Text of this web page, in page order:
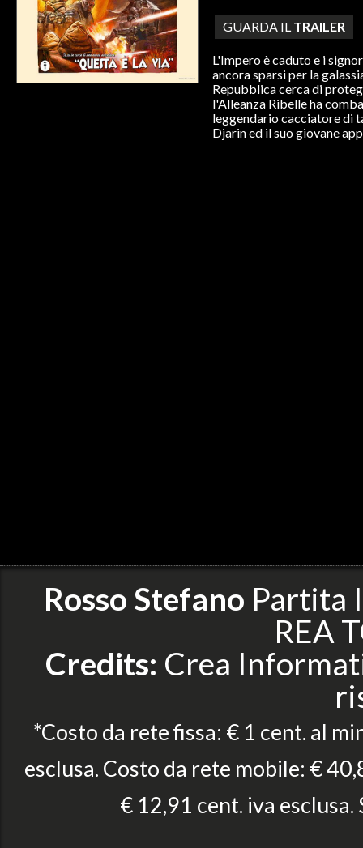
GUARDA IL TRAILER
L'Impero è caduto e i
ancora sparsi per la
Repubblica cerca di
l'Alleanza Ribelle ha
leggendario cacciatore di
Djarin ed il suo giovane
Rosso Stefano Partita
REA
Credits: Crea
*Costo da rete fissa: € 1 cent. al
esclusa. Costo da rete mobile: €
€ 12,91 cent. iva